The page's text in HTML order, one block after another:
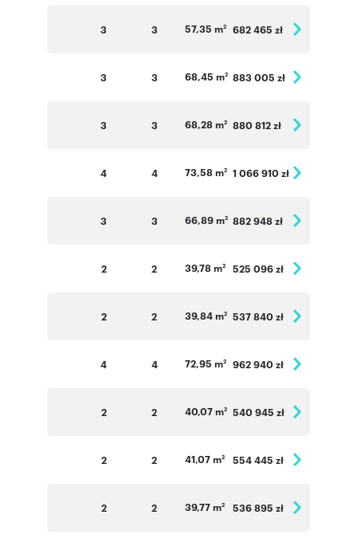
3 3 57,35 m2 682 465 zł
3 3 68,45 m2 883 005 zł
3 3 68,28 m2 880 812 zł
4 4 73,58 m2 1 066 910 zł
3 3 66,89 m2 882 948 zł
2 2 39,78 m2 525 096 zł
2 2 39,84 m2 537 840 zł
4 4 72,95 m2 962 940 zł
2 2 40,07 m2 540 945 zł
2 2 41,07 m2 554 445 zł
2 2 39,77 m2 536 895 zł